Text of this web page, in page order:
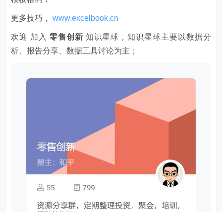
更多技巧，www.excelbook.cn
欢迎 加入 零售创新 知识星球，知识星球主要以数据分
析、报告分享、数据工具讨论为主；